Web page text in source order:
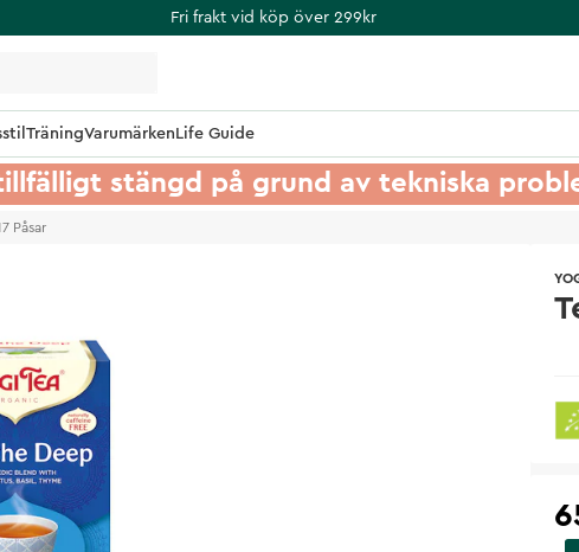
Fri frakt vid köp över 299kr
TräningVarumärkenLife Guide
stängd på grund av tekniska
Påsar